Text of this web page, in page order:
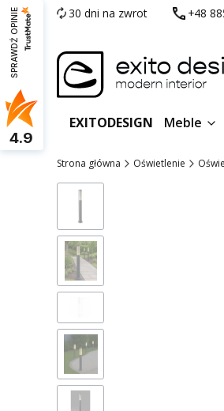
30 dni na zwrot +48
EXITODESIGN Meble
Strona główna Oświetlenie
SPRAWDŹ OPINIE
4.9